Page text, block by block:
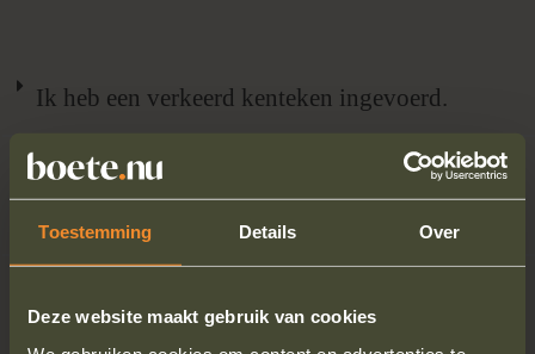
Toestemming Details Over
Deze website maakt gebruik van cookies
Ik heb een verkeerd kenteken ingevoerd.
Ik kreeg een boete terwijl ik aan het betalen